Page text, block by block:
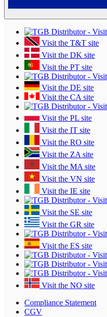
Visit the T&T site
Visit the DK site
Visit the PT site
Visit the DE site
Visit the CA site
Visit the PL site
Visit the IT site
Visit the RO site
Visit the ZA site
Visit the MA site
Visit the VN site
Visit the IE site
Visit the SE site
Visit the GR site
Visit the ES site
Visit the NO site
Compliance Statement
CGV